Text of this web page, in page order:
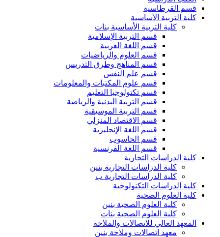
قسم القرطاسية
كلية التربية الأساسية
كلية التربية الأساسية بنات
قسم التربية الإسلامية
قسم اللغة العربية
قسم العلوم والرياضيات
قسم المناهج وطرق التدريس
قسم علم النفس
قسم علوم المكتبات والمعلومات
قسم تكنولوجيا التعليم
قسم التربية البدنية والرياضة
قسم التربية الموسيقية
قسم الاقتصاد المنزلي
قسم اللغة الإنجليزية
قسم الحاسوب
قسم اللغة الفرنسية
كلية الدراسات التجارية
كلية الدراسات التجارية بنين
كلية الدراسات التجارية ب
كلية الدراسات التكنولوجية
كلية العلوم الصحية
كلية العلوم الصحية بنين
كلية العلوم الصحية بنات
المعهد العالي للاتصالات والملاحة
معهد اتصالات وملاحة بنين